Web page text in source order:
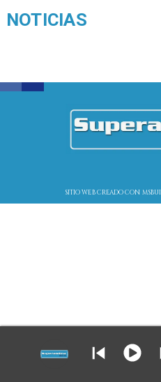
NOTICIAS
SITIO WEB CREADO CON